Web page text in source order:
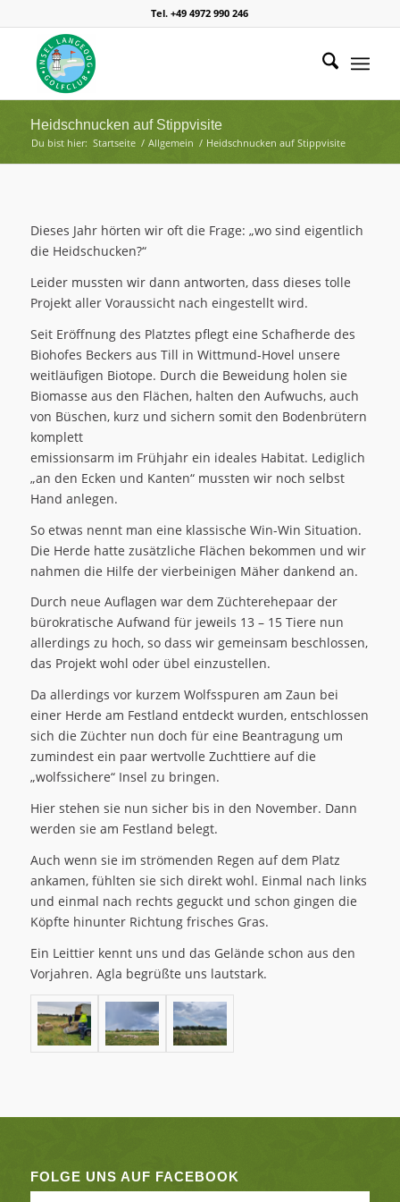
Tel. +49 4972 990 246
Heidschnucken auf Stippvisite
Du bist hier: Startseite / Allgemein / Heidschnucken auf Stippvisite
Dieses Jahr hörten wir oft die Frage: „wo sind eigentlich
die Heidschucken?“
Leider mussten wir dann antworten, dass dieses tolle
Projekt aller Voraussicht nach eingestellt wird.
Seit Eröffnung des Platztes pflegt eine Schafherde des
Biohofes Beckers aus Till in Wittmund-Hovel unsere
weitläufigen Biotope. Durch die Beweidung holen sie
Biomasse aus den Flächen, halten den Aufwuchs, auch
von Büschen, kurz und sichern somit den Bodenbrütern
komplett
emissionsarm im Frühjahr ein ideales Habitat. Lediglich
„an den Ecken und Kanten“ mussten wir noch selbst
Hand anlegen.
So etwas nennt man eine klassische Win-Win Situation.
Die Herde hatte zusätzliche Flächen bekommen und wir
nahmen die Hilfe der vierbeinigen Mäher dankend an.
Durch neue Auflagen war dem Züchterehepaar der
bürokratische Aufwand für jeweils 13 – 15 Tiere nun
allerdings zu hoch, so dass wir gemeinsam beschlossen,
das Projekt wohl oder übel einzustellen.
Da allerdings vor kurzem Wolfsspuren am Zaun bei
einer Herde am Festland entdeckt wurden, entschlossen
sich die Züchter nun doch für eine Beantragung um
zumindest ein paar wertvolle Zuchttiere auf die
„wolfssichere“ Insel zu bringen.
Hier stehen sie nun sicher bis in den November. Dann
werden sie am Festland belegt.
Auch wenn sie im strömenden Regen auf dem Platz
ankamen, fühlten sie sich direkt wohl. Einmal nach links
und einmal nach rechts geguckt und schon gingen die
Köpfte hinunter Richtung frisches Gras.
Ein Leittier kennt uns und das Gelände schon aus den
Vorjahren. Agla begrüßte uns lautstark.
FOLGE UNS AUF FACEBOOK